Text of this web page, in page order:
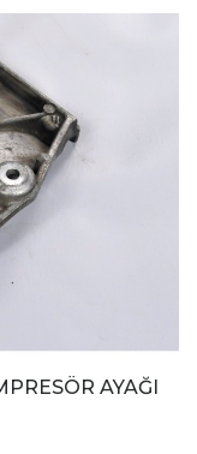
AYAĞI